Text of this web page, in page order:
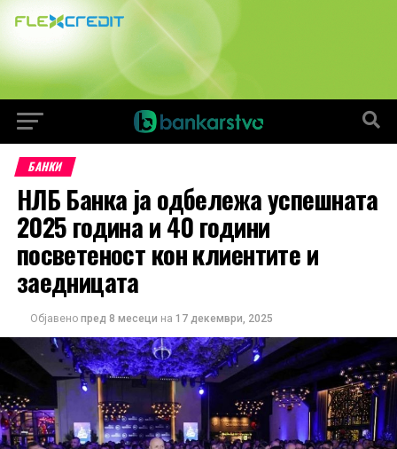
БАНКИ
НЛБ Банка ја одбележа успешната
2025 година и 40 години
посветеност кон клиентите и
заедницата
Објавено пред 8 месеци на 17 декември, 2025